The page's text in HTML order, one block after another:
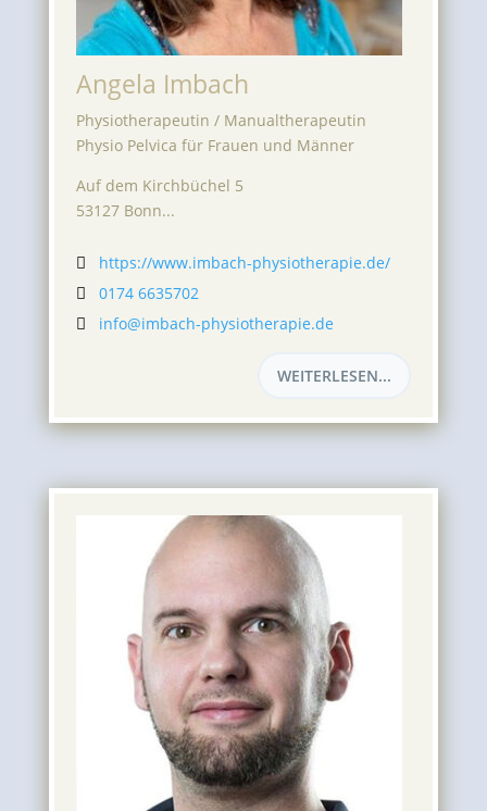
Angela Imbach
Physiotherapeutin / Manualtherapeutin
Physio Pelvica für Frauen und Männer
Auf dem Kirchbüchel 5
53127 Bonn...
 https://www.imbach-physiotherapie.de/
 0174 6635702
 info@imbach-physiotherapie.de
WEITERLESEN...